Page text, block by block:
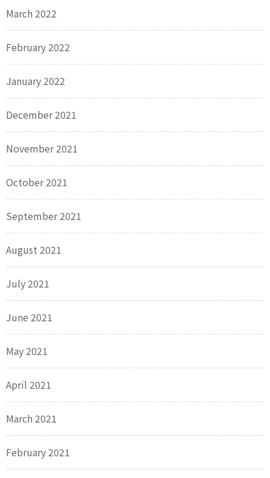
March 2022
February 2022
January 2022
December 2021
November 2021
October 2021
September 2021
August 2021
July 2021
June 2021
May 2021
April 2021
March 2021
February 2021